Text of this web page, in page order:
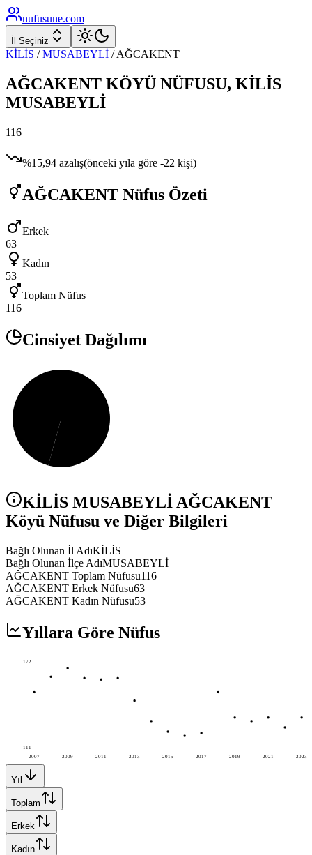
nufusune.com
İl Seçiniz
KİLİS / MUSABEYLİ /AĞCAKENT
AĞCAKENT KÖYÜ NÜFUSU, KİLİS
MUSABEYLİ
116
%15,94 azalış(önceki yıla göre -22 kişi)
AĞCAKENT Nüfus Özeti
Erkek
63
Kadın
53
Toplam Nüfus
116
Cinsiyet Dağılımı
KİLİS MUSABEYLİAĞCAKENT
Köyü Nüfusu ve Diğer Bilgileri
Bağlı Olunan İl AdıKİLİS
Bağlı Olunan İlçe AdıMUSABEYLİ
AĞCAKENT Toplam Nüfusu116
AĞCAKENT Erkek Nüfusu63
AĞCAKENT Kadın Nüfusu53
Yıllara Göre Nüfus
2007 2009 2011 2013 2015 2017 2019 2021 2023
172
111
Yıl
Toplam
Erkek
Kadın